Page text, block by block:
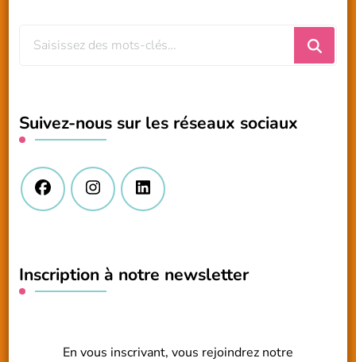
?
Suivez-nous sur les réseaux sociaux
Inscription à notre newsletter
En vous inscrivant, vous rejoindrez notre